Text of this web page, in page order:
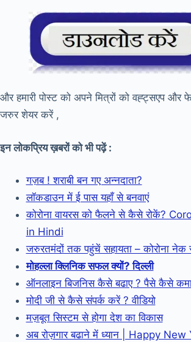
और हमारी पोस्ट को अपने मित्रों को वह्ट्सएप और
जरुर शेयर करें ,
इन लोकप्रिय ख़बरों को भी पढ़ें :
गज़ब ! शराबी बन गए अन्नदाता?
लॉकडाउन में ई पास यहाँ से बनवाएं
कोरोना वायरस को फैलने से कैसे रोकें?
in Hindi
जरुरतमंदों तक पहुंचें सहायता – कोरोना नेक
मोहल्ला क्लिनिक सफल क्यों? दिल्ली
ऑनलाइन बिजनिस कैसे बढाए ? पैसे कैसे
मोदी जी से कैसे संपर्क करें ? वीडियो
मज़बूत सिस्टम से होगा देश का विकास
अब रोज़गार बढाने में ध्यान | Happy